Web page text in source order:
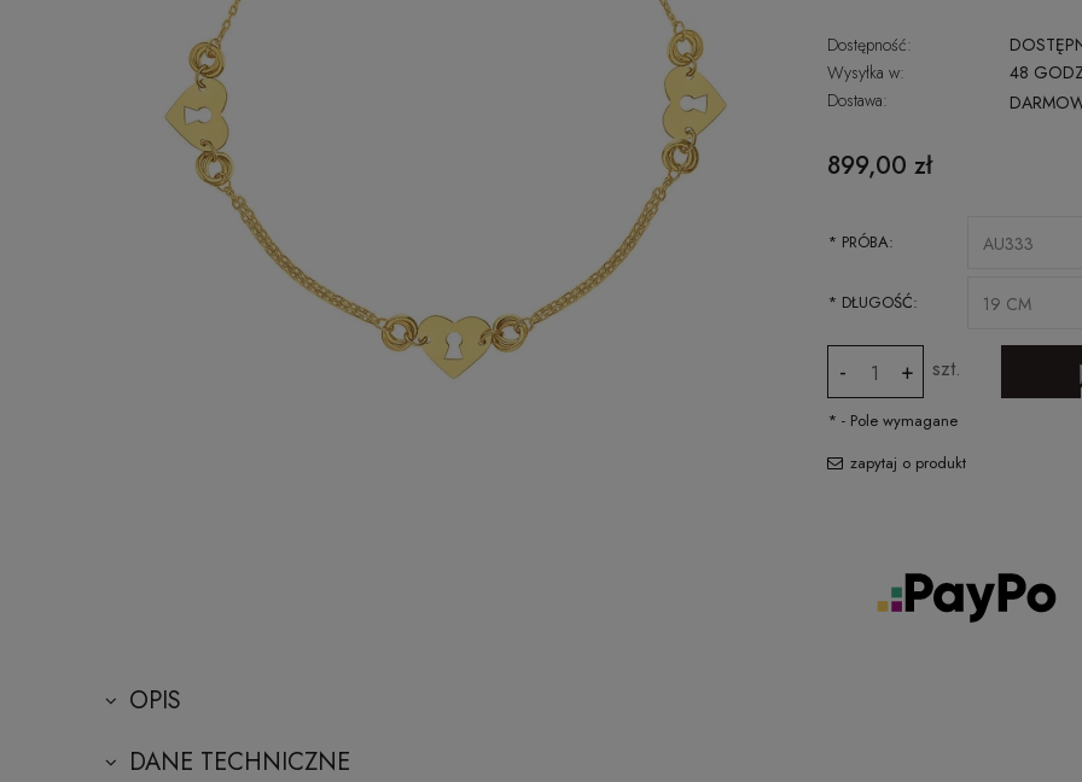
Dostępność:
Wysyłka w:
48
Dostawa:
CENA NIE ZAWIERA EWENTUALNYCH
KOSZTÓW PŁATNOŚCI
899,00 zł
* PRÓBA:
* DŁUGOŚĆ:
- + szt.
* - Pole wymagane
zapytaj o produkt
OPIS
DANE TECHNICZNE